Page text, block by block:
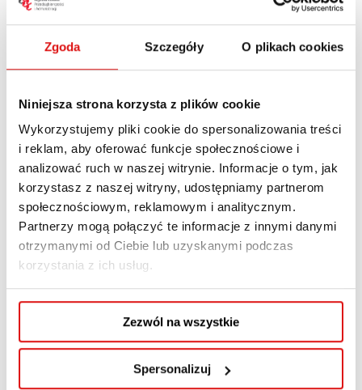
Zgoda Szczegóły O plikach cookies
Niniejsza strona korzysta z plików cookie
Wykorzystujemy pliki cookie do spersonalizowania treści
i reklam, aby oferować funkcje społecznościowe i
analizować ruch w naszej witrynie. Informacje o tym, jak
korzystasz z naszej witryny, udostępniamy partnerom
społecznościowym, reklamowym i analitycznym.
Partnerzy mogą połączyć te informacje z innymi danymi
otrzymanymi od Ciebie lub uzyskanymi podczas
korzystania z ich usług.
Zezwól na wszystkie
Spersonalizuj